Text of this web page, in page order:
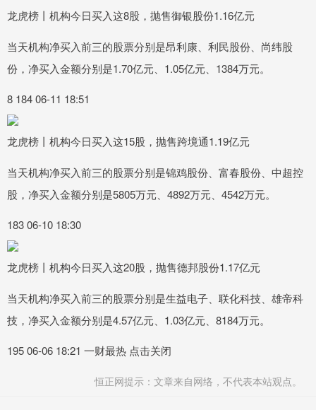
龙虎榜丨机构今日买入这8股，抛售御银股份1.16亿元
当天机构净买入前三的股票分别是昂利康、利民股份、尚纬股
份，净买入金额分别是1.70亿元、1.05亿元、1384万元。
8 184 06-11 18:51
龙虎榜丨机构今日买入这15股，抛售跨境通1.19亿元
当天机构净买入前三的股票分别是锦鸡股份、富春股份、中超控
股，净买入金额分别是5805万元、4892万元、4542万元。
183 06-10 18:30
龙虎榜丨机构今日买入这20股，抛售德邦股份1.17亿元
当天机构净买入前三的股票分别是生益电子、联化科技、雄帝科
技，净买入金额分别是4.57亿元、1.03亿元、8184万元。
195 06-06 18:21 一财最热 点击关闭
恒正网提示：文章来自网络，不代表本站观点。